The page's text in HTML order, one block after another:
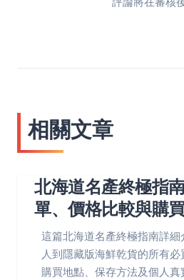
相關文章
北海道名產終極指
單、價格比較與購
這篇北海道名產終極指南詳
人到隱藏版海鮮乾貨的所有必
購買地點、保存方法及個人